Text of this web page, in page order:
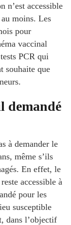
n’est accessible
au moins. Les
pour
vaccinal
PCR qui
souhaite que
demandé
à demander le
même s’ils
En effet, le
accessible à
pour les
susceptible
dans l’objectif